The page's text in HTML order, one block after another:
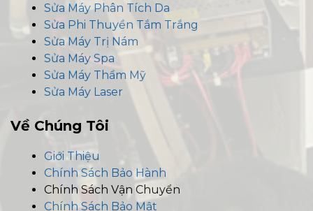
Sửa Máy Phân Tích Da
Sửa Phi Thuyền Tắm Trắng
Sửa Máy Trị Nám
Sửa Máy Spa
Sửa Máy Thẩm Mỹ
Sửa Máy Laser
Về Chúng Tôi
Giới Thiệu
Chính Sách Bảo Hành
Chính Sách Vận Chuyển
Chính Sách Bảo Mật